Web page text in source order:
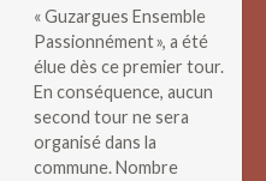
« Guzargues Ensemble
Passionnément », a été
élue dès ce premier tour.
En conséquence, aucun
second tour ne sera
organisé dans la
commune. Nombre